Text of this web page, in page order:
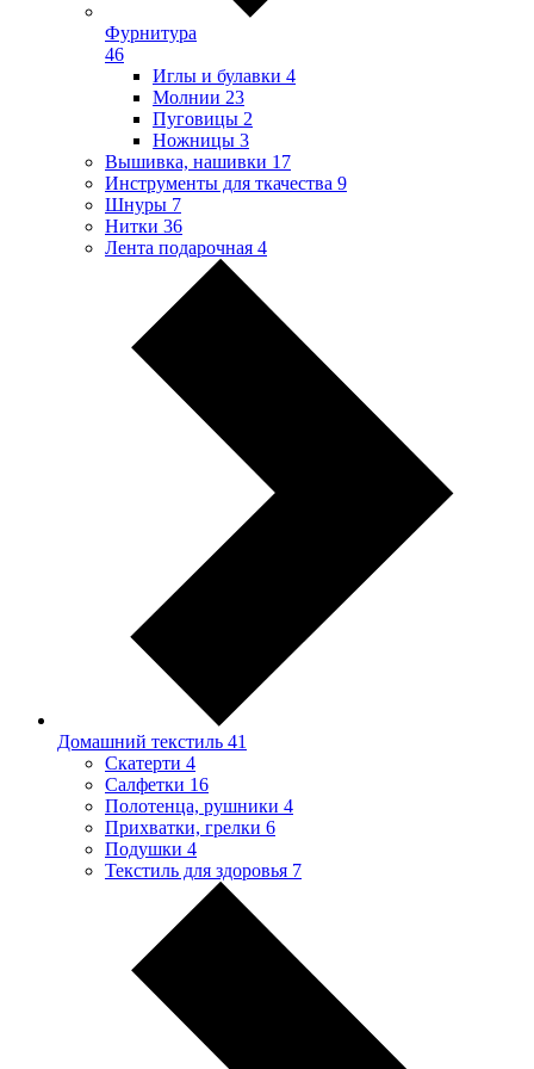
Фурнитура
46
Иглы и булавки 4
Молнии 23
Пуговицы 2
Ножницы 3
Вышивка, нашивки 17
Инструменты для ткачества 9
Шнуры 7
Нитки 36
Лента подарочная 4
Домашний текстиль 41
Скатерти 4
Салфетки 16
Полотенца, рушники 4
Прихватки, грелки 6
Подушки 4
Текстиль для здоровья 7